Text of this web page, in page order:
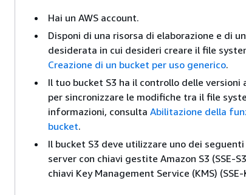
Hai un AWS account.
Disponi di una risorsa di elaborazione e di
desiderata in cui desideri creare il file
Creazione di un bucket per uso generico.
Il tuo bucket S3 ha il controllo delle versioni
per sincronizzare le modifiche tra il file
informazioni, consulta Abilitazione della
bucket.
Il bucket S3 deve utilizzare uno dei
server con chiavi gestite Amazon S3 (SSE-
chiavi Key Management Service (KMS) (SSE-